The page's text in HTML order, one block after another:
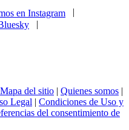
|
|
Mapa del sitio | Quienes somos |
Legal | Condiciones de Uso y
del consentimiento de